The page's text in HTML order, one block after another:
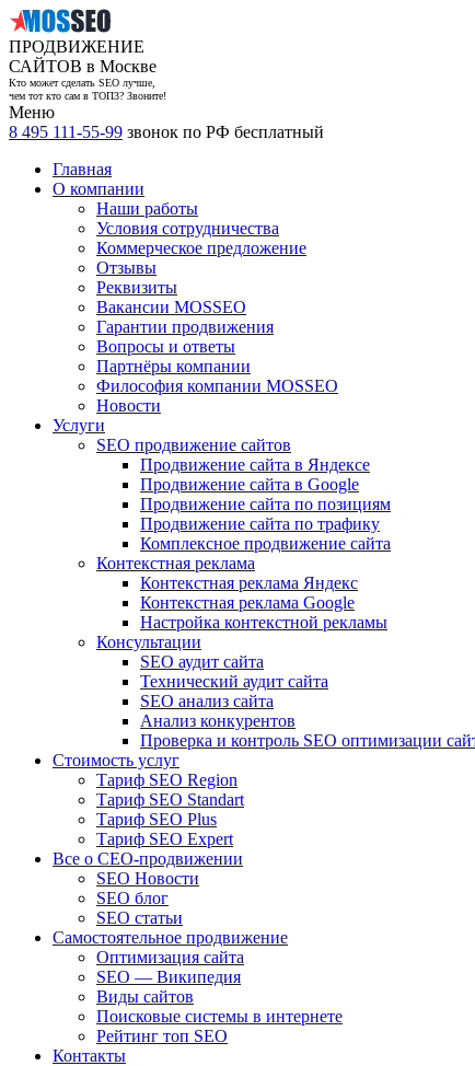
ПРОДВИЖЕНИЕ
САЙТОВ в Москве
Кто может сделать SEO лучше,
чем тот кто сам в ТОП3? Звоните!
Меню
8 495 111-55-99 звонок по РФ бесплатный
Главная
О компании
Наши работы
Условия сотрудничества
Коммерческое предложение
Отзывы
Реквизиты
Вакансии MOSSEO
Гарантии продвижения
Вопросы и ответы
Партнёры компании
Философия компании MOSSEO
Новости
Услуги
SEO продвижение сайтов
Продвижение сайта в Яндексе
Продвижение сайта в Google
Продвижение сайта по позициям
Продвижение сайта по трафику
Комплексное продвижение сайта
Контекстная реклама
Контекстная реклама Яндекс
Контекстная реклама Google
Настройка контекстной рекламы
Консультации
SEO аудит сайта
Технический аудит сайта
SEO анализ сайта
Анализ конкурентов
Проверка и контроль SEO оптимизации
Стоимость услуг
Тариф SEO Region
Тариф SEO Standart
Тариф SEO Plus
Тариф SEO Expert
Все о СЕО-продвижении
SEO Новости
SEO блог
SEO статьи
Самостоятельное продвижение
Оптимизация сайта
SEO — Википедия
Виды сайтов
Поисковые системы в интернете
Рейтинг топ SEO
Контакты